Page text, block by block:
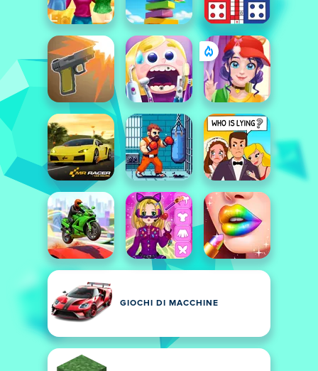
GIOCHI DI MACCHINE